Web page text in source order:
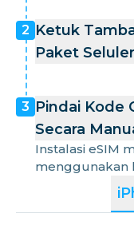
2 Ketuk
Paket
3 Pindai Kode
Secara
Instalasi eSIM
menggunakan